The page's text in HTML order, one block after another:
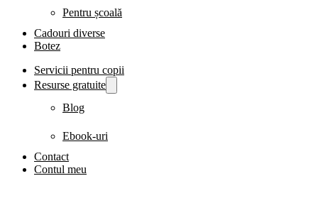
Pentru școală
Cadouri diverse
Botez
Servicii pentru copii
Resurse gratuite
Blog
Ebook-uri
Contact
Contul meu